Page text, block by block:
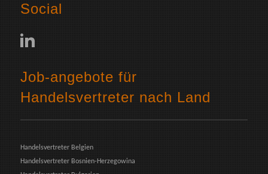
Social
Job-angebote für
Handelsvertreter nach Land
Handelsvertreter Belgien
Handelsvertreter Bosnien-Herzegowina